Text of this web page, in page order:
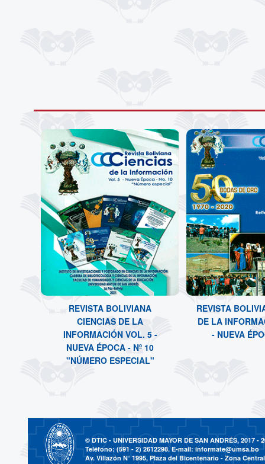
REVISTA BOLIVIANA
CIENCIAS DE LA
INFORMACIÓN VOL. 5 -
NUEVA ÉPOCA - Nº 10
"NÚMERO ESPECIAL"
REVISTA
DE LA
- NUEVA
© DTIC - UNIVERSIDAD MAYOR DE SAN ANDRÉS, 2017 -
Teléfono: (591 - 2) 2612298. E-mail:informate@umsa.bo
Av. Villazón N° 1995, Plaza del Bicentenario - Zona